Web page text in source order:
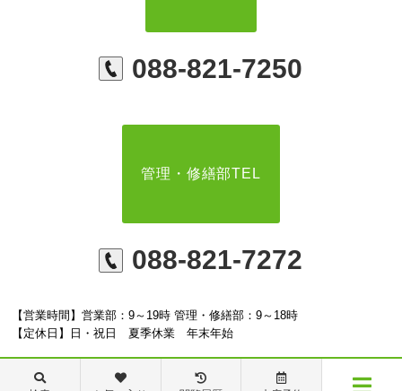
088-821-7250
管理・修繕部TEL
088-821-7272
【営業時間】営業部：9～19時 管理・修繕部：9～18時
【定休日】日・祝日 夏季休業 年末年始